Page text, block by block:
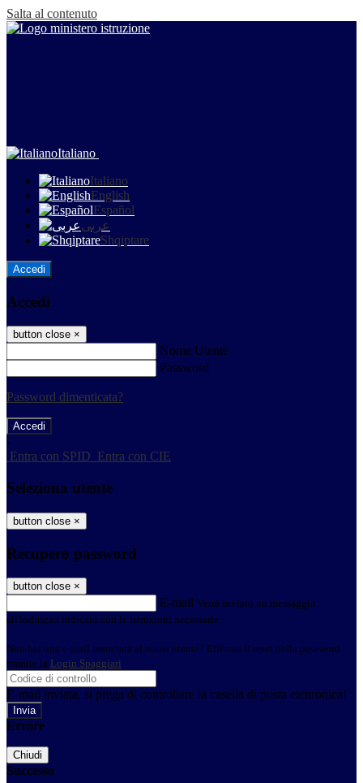
Salta al contenuto
Italiano
Italiano
English
Español
عربى
Shqiptare
Accedi
Accedi
button close ×
Nome Utente
Password
Password dimenticata?
-
Entra con SPID Entra con CIE
Seleziona utente
button close ×
Recupero password
button close ×
E-mail Verrà inviato un messaggio
all'indirizzo indicato con le istruzioni necessarie.
Non hai una e-mail associata al nome utente? Effettua il reset della password
tramite la Login Spaggiari
E-mail inviata, si prega di controllare la casella di posta elettronica!
Errore
Chiudi
Successo